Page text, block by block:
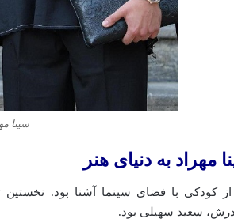
سینا
مهراد به دنیای هنر
سعید سهیلی بود.